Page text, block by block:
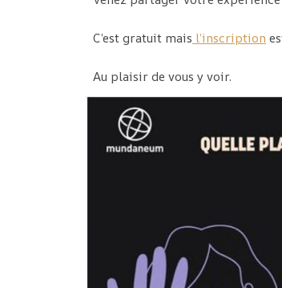
C’est gratuit mais l’inscription
Au plaisir de vous y voir.